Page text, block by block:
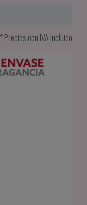
* Precios con IVA incluido